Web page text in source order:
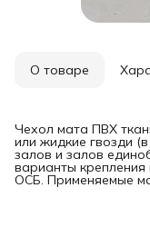
О товаре
Чехол мата ПВХ
или жидкие гвозди
залов и залов
варианты крепления
ОСБ. Применяемые